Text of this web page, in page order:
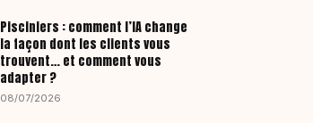
Pisciniers : comment l’IA change
la façon dont les clients vous
trouvent… et comment vous
adapter ?
08/07/2026